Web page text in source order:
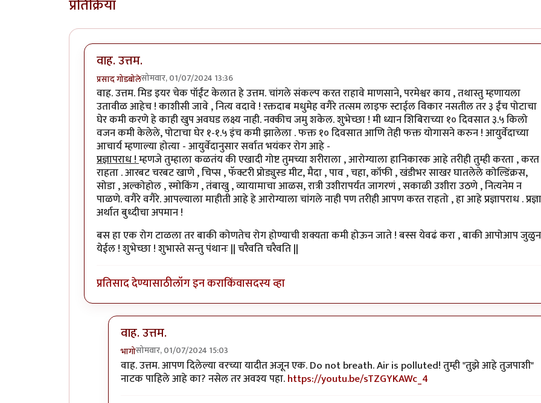
प्रतिक्रिया
वाह. उत्तम.
प्रसाद गोडबोलेसोमवार, 01/07/2024 13:36
वाह. उत्तम. मिड इयर चेक पॉईंट केलात हे उत्तम. चांगले संकल्प करत राहावे माणसाने, परमेश्वर काय , तथास्तु म्हणायला
उतावीळ आहेच ! काशीसी जावे , नित्य वदावे ! रक्तदाब मधुमेह वगैरे तत्सम लाइफ स्टाईल विकार नसतील तर ३ ईंच पोटाचा
घेर कमी करणे हे काही खुप अवघड लक्ष्य नाही. नक्कीच जमु शकेल. शुभेच्छा ! मी ध्यान शिबिराच्या १० दिवसात ३.५ किलो
वजन कमी केलेले, पोटाचा घेर १-१.५ इंच कमी झालेला . फक्त १० दिवसात आणि तेही फक्त योगासने करुन ! आयुर्वेदाच्या
आचार्य म्हणाल्या होत्या - आयुर्वेदानुसार सर्वात भयंकर रोग आहे -
प्रज्ञापराध !म्हणजे तुम्हाला कळतंय की एखादी गोष्ट तुमच्या शरीराला , आरोग्याला हानिकारक आहे तरीही तुम्ही करता , करत
राहता . आरबट चरबट खाणे , चिप्स , फॅक्टरी प्रोड्युस्ड मीट, मैदा , पाव , चहा, कॉफी , खंडीभर साखर घातलेले कोल्डिंक्रस,
सोडा , अल्कोहोल , स्मोकिंग , तंबाखु , व्यायामाचा आळस, रात्री उशीरापर्यंत जागरणं , सकाळी उशीरा उठणे , नित्यनेम न
पाळणे. वगैरे वगैरे. आपल्याला माहीती आहे हे आरोग्याला चांगले नाही पण तरीही आपण करत राहतो , हा आहे प्रज्ञापराध . प्रज्ञा
अर्थात बुध्दीचा अपमान !
बस हा एक रोग टाळला तर बाकी कोणतेच रोग होण्याची शक्यता कमी होऊन जाते ! बस्स येवढं करा , बाकी आपोआप जुळुन
येईल ! शुभेच्छा ! शुभास्ते सन्तु पंथानः || चरैवति चरैवति ||
प्रतिसाद देण्यासाठीलॉग इन कराकिंवासदस्य व्हा
वाह. उत्तम.
भागोसोमवार, 01/07/2024 15:03
In reply toवाह. उत्तम.byप्रसाद गोडबोले
वाह. उत्तम. आपण दिलेल्या वरच्या यादीत अजून एक. Do not breath. Air is polluted! तुम्ही "तुझे आहे तुजपाशी"
नाटक पाहिले आहे का? नसेल तर अवश्य पहा.https://youtu.be/sTZGYKAWc_4